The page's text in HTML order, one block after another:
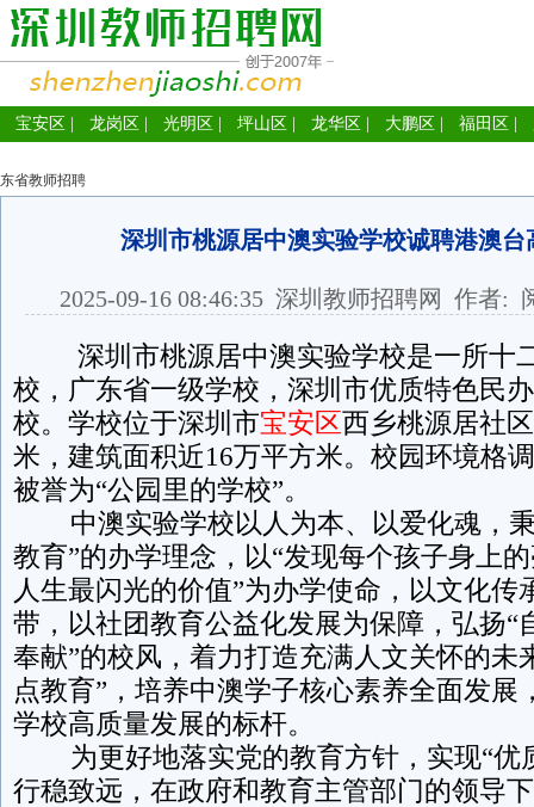
宝安区 龙岗区 光明区 坪山区 龙华区 大鹏区 福田区
东省教师招聘
深圳市桃源居中澳实验学校诚聘港澳台
2025-09-16 08:46:35 深圳教师招聘网 作者:
深圳市桃源居中澳实验学校是一所十
校，广东省一级学校，深圳市优质特色民
校。学校位于深圳市宝安区西乡桃源居社
米，建筑面积近16万平方米。校园环境格
被誉为“公园里的学校”。
中澳实验学校以人为本、以爱化魂，秉
教育”的办学理念，以“发现每个孩子身上
人生最闪光的价值”为办学使命，以文化传
带，以社团教育公益化发展为保障，弘扬“
奉献”的校风，着力打造充满人文关怀的未
点教育”，培养中澳学子核心素养全面发展
学校高质量发展的标杆。
为更好地落实党的教育方针，实现“优
行稳致远，在政府和教育主管部门的领导